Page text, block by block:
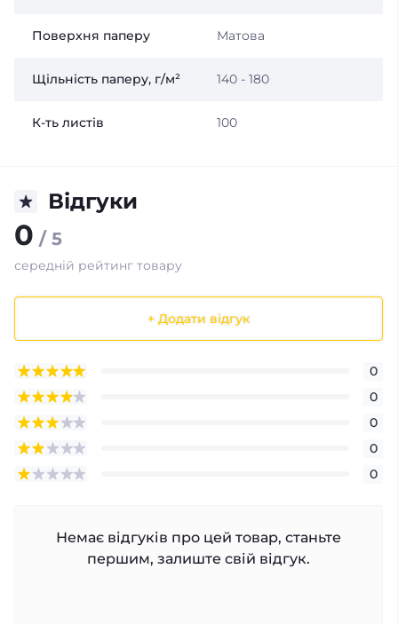
Поверхня паперу Матова
Щільність паперу, г/м² 140 - 180
К-ть листів 100
Відгуки
0 / 5
середній рейтинг товару
+ Додати відгук
0
0
0
0
0
Немає відгуків про цей товар, станьте
першим, залиште свій відгук.